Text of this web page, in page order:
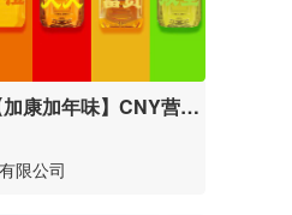
康加年味】CNY营销
限公司